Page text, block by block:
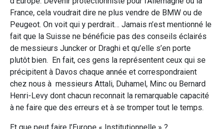
France, cela voudrait dire ne plus vendre de BMW ou de
Peugeot. On voit qui y perdrait… Jamais n’est mentionné le
fait que la Suisse ne bénéficie pas des conseils éclairés
de messieurs Juncker or Draghi et qu’elle s’en porte
plutôt bien. En fait, ces gens la représentent ceux qui se
précipitent à Davos chaque année et correspondraient
chez nous à messieurs Attali, Duhamel, Minc ou Bernard
Henri-Levy dont chacun reconnait la remarquable capacité
à ne faire que des erreurs et à se tromper tout le temps.